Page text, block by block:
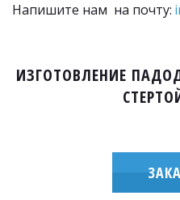
Напишите нам  на почту:
ИЗГОТОВЛЕНИЕ